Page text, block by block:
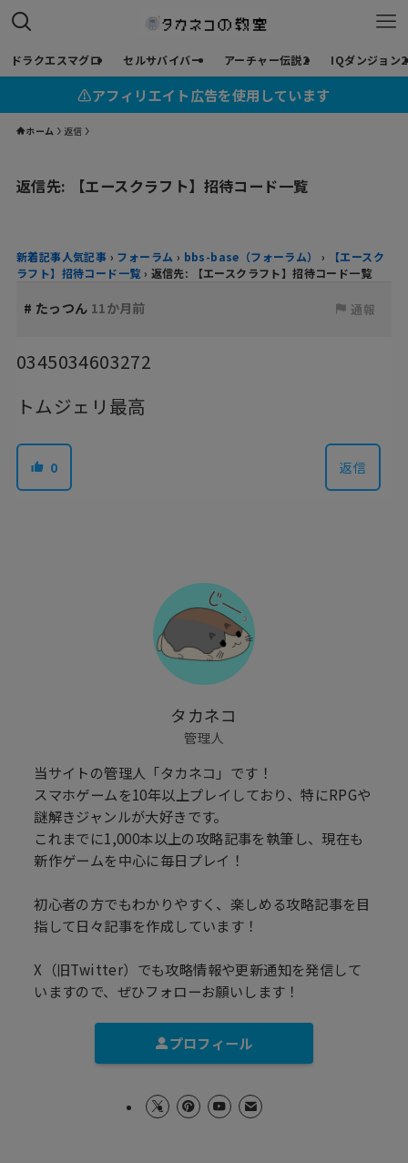
ドラクエスマグロ セルサバイバー アーチャー伝説2 IQダンジョン2
⚠︎アフィリエイト広告を使用しています
ホーム 返信
返信先: 【エースクラフト】招待コード一覧
新着記事人気記事 › フォーラム › bbs-base（フォーラム） ›
【エースク
ラフト】招待コード一覧 › 返信先: 【エースクラフト】招待コード一覧
# たっつん 11か月前 通報
0345034603272
トムジェリ最高
0 返信
タカネコ
管理人
当サイトの管理人「タカネコ」です！
スマホゲームを10年以上プレイしており、特にRPGや
謎解きジャンルが大好きです。
これまでに1,000本以上の攻略記事を執筆し、現在も
新作ゲームを中心に毎日プレイ！
初心者の方でもわかりやすく、楽しめる攻略記事を目
指して日々記事を作成しています！
X（旧Twitter）でも攻略情報や更新通知を発信して
いますので、ぜひフォローお願いします！
プロフィール